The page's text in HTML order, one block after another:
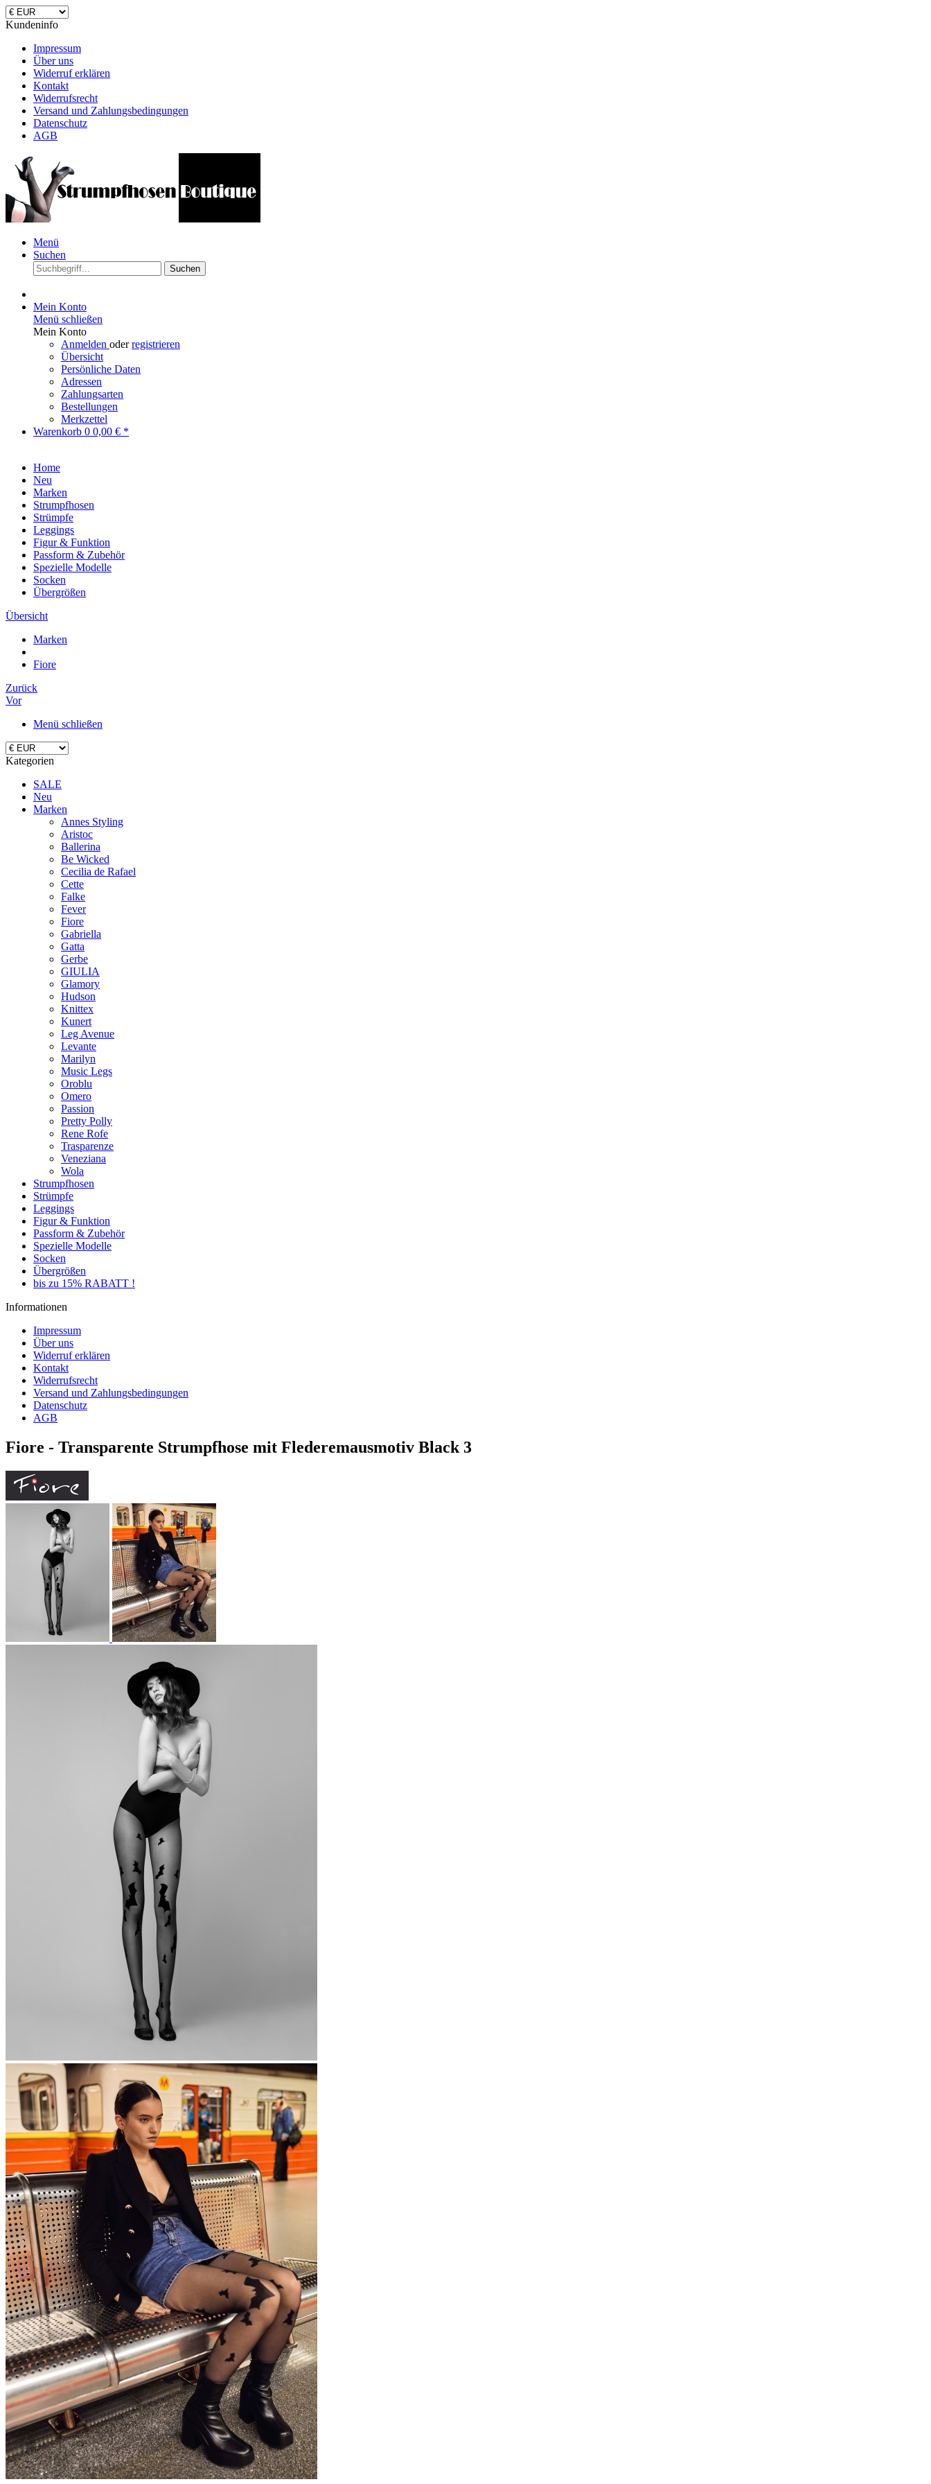
Kundeninfo
Impressum
Über uns
Widerruf erklären
Kontakt
Widerrufsrecht
Versand und Zahlungsbedingungen
Datenschutz
AGB
Menü
Suchen
Suchen
Mein Konto
Menü schließen
Mein Konto
Anmelden oderregistrieren
Übersicht
Persönliche Daten
Adressen
Zahlungsarten
Bestellungen
Merkzettel
Warenkorb 0 0,00 € *
Home
Neu
Marken
Strumpfhosen
Strümpfe
Leggings
Figur & Funktion
Passform & Zubehör
Spezielle Modelle
Socken
Übergrößen
Übersicht
Marken
Fiore
Zurück
Vor
Menü schließen
Kategorien
SALE
Neu
Marken
Annes Styling
Aristoc
Ballerina
Be Wicked
Cecilia de Rafael
Cette
Falke
Fever
Fiore
Gabriella
Gatta
Gerbe
GIULIA
Glamory
Hudson
Knittex
Kunert
Leg Avenue
Levante
Marilyn
Music Legs
Oroblu
Omero
Passion
Pretty Polly
Rene Rofe
Trasparenze
Veneziana
Wola
Strumpfhosen
Strümpfe
Leggings
Figur & Funktion
Passform & Zubehör
Spezielle Modelle
Socken
Übergrößen
bis zu 15% RABATT !
Informationen
Impressum
Über uns
Widerruf erklären
Kontakt
Widerrufsrecht
Versand und Zahlungsbedingungen
Datenschutz
AGB
Fiore - Transparente Strumpfhose mit Flederemausmotiv Black 3